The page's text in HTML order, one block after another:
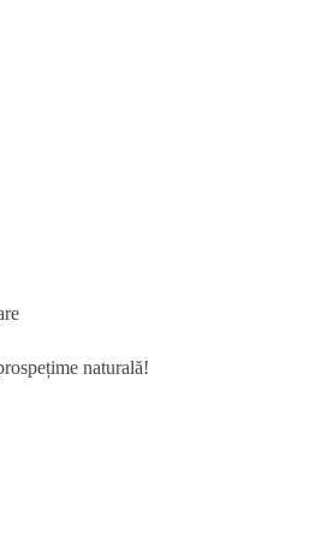
naturală!